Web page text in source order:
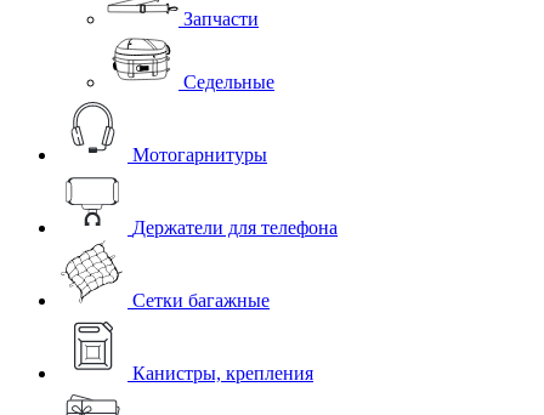
Запчасти
Седельные
Мотогарнитуры
Держатели для телефона
Сетки багажные
Канистры, крепления